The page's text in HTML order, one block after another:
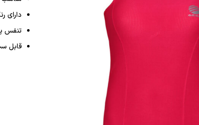
دارای
تنفس
قابل